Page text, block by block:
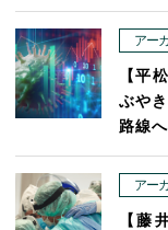
アー
【平
ぶや
路線
アー
【藤